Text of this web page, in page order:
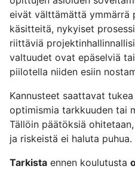
eivät välttämättä ymmärrä
käsitteitä, nykyiset
riittäviä
valtuudet ovat epäselviä
piilotella niiden esiin
Kannusteet saattavat
optimismia tarkkuuden tai
Tällöin päätöksiä
ja riskeistä ei haluta puhua.
Tarkista ennen koulutusta